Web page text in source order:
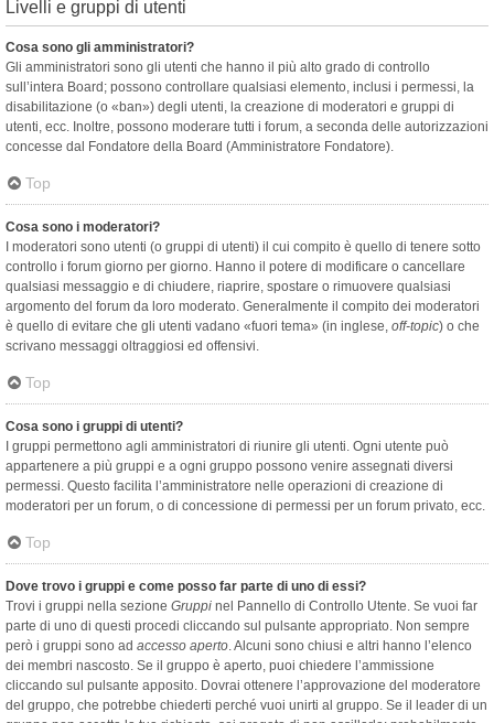
Livelli e gruppi di utenti
Cosa sono gli amministratori?
Gli amministratori sono gli utenti che hanno il più alto grado di controllo
sull’intera Board; possono controllare qualsiasi elemento, inclusi i permessi, la
disabilitazione (o «ban») degli utenti, la creazione di moderatori e gruppi di
utenti, ecc. Inoltre, possono moderare tutti i forum, a seconda delle autorizzazioni
concesse dal Fondatore della Board (Amministratore Fondatore).
Top
Cosa sono i moderatori?
I moderatori sono utenti (o gruppi di utenti) il cui compito è quello di tenere sotto
controllo i forum giorno per giorno. Hanno il potere di modificare o cancellare
qualsiasi messaggio e di chiudere, riaprire, spostare o rimuovere qualsiasi
argomento del forum da loro moderato. Generalmente il compito dei moderatori
è quello di evitare che gli utenti vadano «fuori tema» (in inglese, off-topic) o che
scrivano messaggi oltraggiosi ed offensivi.
Top
Cosa sono i gruppi di utenti?
I gruppi permettono agli amministratori di riunire gli utenti. Ogni utente può
appartenere a più gruppi e a ogni gruppo possono venire assegnati diversi
permessi. Questo facilita l’amministratore nelle operazioni di creazione di
moderatori per un forum, o di concessione di permessi per un forum privato, ecc.
Top
Dove trovo i gruppi e come posso far parte di uno di essi?
Trovi i gruppi nella sezione Gruppi nel Pannello di Controllo Utente. Se vuoi far
parte di uno di questi procedi cliccando sul pulsante appropriato. Non sempre
però i gruppi sono ad accesso aperto. Alcuni sono chiusi e altri hanno l’elenco
dei membri nascosto. Se il gruppo è aperto, puoi chiedere l’ammissione
cliccando sul pulsante apposito. Dovrai ottenere l’approvazione del moderatore
del gruppo, che potrebbe chiederti perché vuoi unirti al gruppo. Se il leader di un